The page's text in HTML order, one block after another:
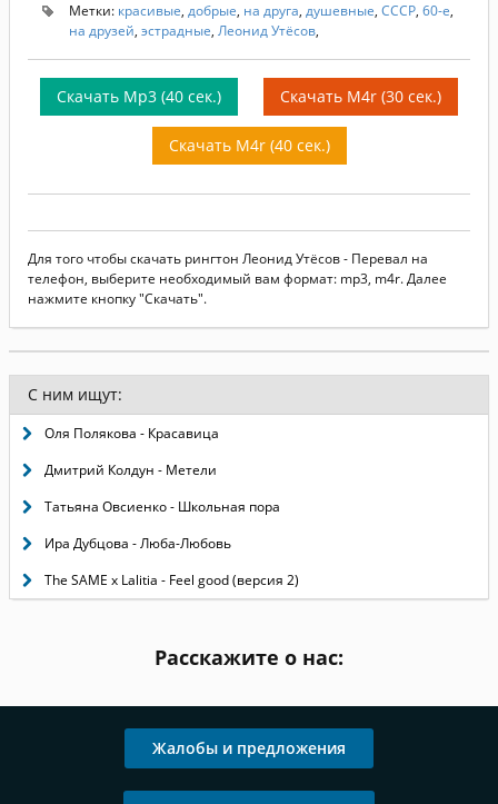
Метки: красивые, добрые, на друга, душевные, СССР, 60-е,
на друзей, эстрадные, Леонид Утёсов,
Скачать Mp3 (40 сек.) Скачать M4r (30 сек.)
Скачать M4r (40 сек.)
Для того чтобы скачать рингтон Леонид Утёсов - Перевал на
телефон, выберите необходимый вам формат: mp3, m4r. Далее
нажмите кнопку "Скачать".
С ним ищут:
Оля Полякова - Красавица
Дмитрий Колдун - Метели
Татьяна Овсиенко - Школьная пора
Ира Дубцова - Люба-Любовь
The SAME x Lalitia - Feel good (версия 2)
Расскажите о нас:
Жалобы и предложения